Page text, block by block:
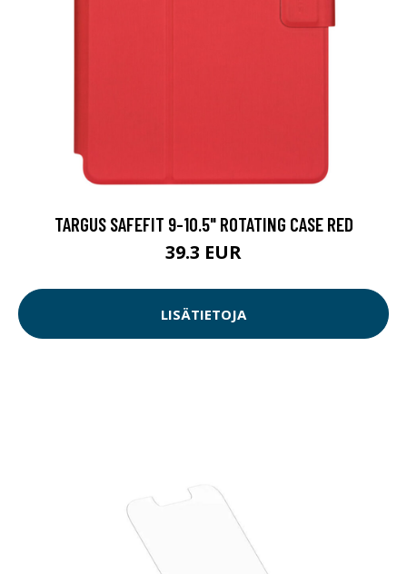
TARGUS SAFEFIT 9-10.5" ROTATING CASE RED
39.3 EUR
LISÄTIETOJA